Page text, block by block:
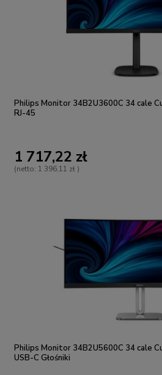
Philips Monitor 34B2U3600C 34 cale
RJ-45
1 717,22 zł
(netto: 1 396,11 zł )
Philips Monitor 34B2U5600C 34 cale
USB-C Głośniki